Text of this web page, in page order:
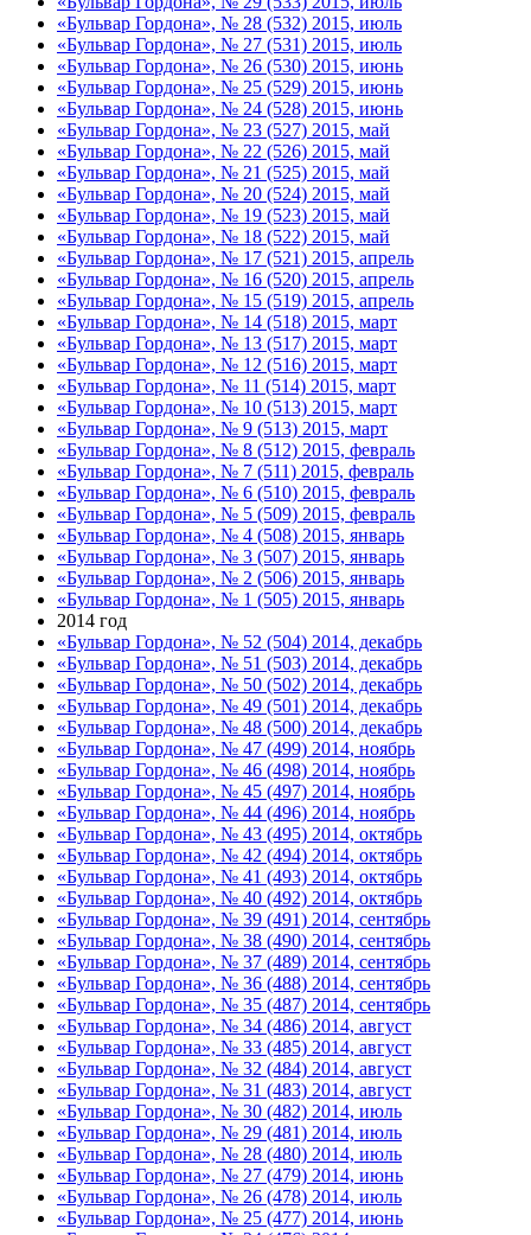
«Бульвар Гордона», № 28 (532) 2015, июль
«Бульвар Гордона», № 27 (531) 2015, июль
«Бульвар Гордона», № 26 (530) 2015, июнь
«Бульвар Гордона», № 25 (529) 2015, июнь
«Бульвар Гордона», № 24 (528) 2015, июнь
«Бульвар Гордона», № 23 (527) 2015, май
«Бульвар Гордона», № 22 (526) 2015, май
«Бульвар Гордона», № 21 (525) 2015, май
«Бульвар Гордона», № 20 (524) 2015, май
«Бульвар Гордона», № 19 (523) 2015, май
«Бульвар Гордона», № 18 (522) 2015, май
«Бульвар Гордона», № 17 (521) 2015, апрель
«Бульвар Гордона», № 16 (520) 2015, апрель
«Бульвар Гордона», № 15 (519) 2015, апрель
«Бульвар Гордона», № 14 (518) 2015, март
«Бульвар Гордона», № 13 (517) 2015, март
«Бульвар Гордона», № 12 (516) 2015, март
«Бульвар Гордона», № 11 (514) 2015, март
«Бульвар Гордона», № 10 (513) 2015, март
«Бульвар Гордона», № 9 (513) 2015, март
«Бульвар Гордона», № 8 (512) 2015, февраль
«Бульвар Гордона», № 7 (511) 2015, февраль
«Бульвар Гордона», № 6 (510) 2015, февраль
«Бульвар Гордона», № 5 (509) 2015, февраль
«Бульвар Гордона», № 4 (508) 2015, январь
«Бульвар Гордона», № 3 (507) 2015, январь
«Бульвар Гордона», № 2 (506) 2015, январь
«Бульвар Гордона», № 1 (505) 2015, январь
2014 год
«Бульвар Гордона», № 52 (504) 2014, декабрь
«Бульвар Гордона», № 51 (503) 2014, декабрь
«Бульвар Гордона», № 50 (502) 2014, декабрь
«Бульвар Гордона», № 49 (501) 2014, декабрь
«Бульвар Гордона», № 48 (500) 2014, декабрь
«Бульвар Гордона», № 47 (499) 2014, ноябрь
«Бульвар Гордона», № 46 (498) 2014, ноябрь
«Бульвар Гордона», № 45 (497) 2014, ноябрь
«Бульвар Гордона», № 44 (496) 2014, ноябрь
«Бульвар Гордона», № 43 (495) 2014, октябрь
«Бульвар Гордона», № 42 (494) 2014, октябрь
«Бульвар Гордона», № 41 (493) 2014, октябрь
«Бульвар Гордона», № 40 (492) 2014, октябрь
«Бульвар Гордона», № 39 (491) 2014, сентябрь
«Бульвар Гордона», № 38 (490) 2014, сентябрь
«Бульвар Гордона», № 37 (489) 2014, сентябрь
«Бульвар Гордона», № 36 (488) 2014, сентябрь
«Бульвар Гордона», № 35 (487) 2014, сентябрь
«Бульвар Гордона», № 34 (486) 2014, август
«Бульвар Гордона», № 33 (485) 2014, август
«Бульвар Гордона», № 32 (484) 2014, август
«Бульвар Гордона», № 31 (483) 2014, август
«Бульвар Гордона», № 30 (482) 2014, июль
«Бульвар Гордона», № 29 (481) 2014, июль
«Бульвар Гордона», № 28 (480) 2014, июль
«Бульвар Гордона», № 27 (479) 2014, июнь
«Бульвар Гордона», № 26 (478) 2014, июль
«Бульвар Гордона», № 25 (477) 2014, июнь